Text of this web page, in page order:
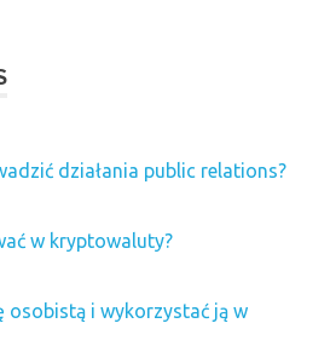
działania public relations?
w kryptowaluty?
osobistą i wykorzystać ją w